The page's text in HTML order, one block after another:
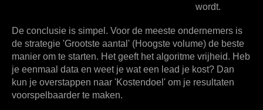
wordt.
De conclusie is simpel. Voor de meeste ondernemers is
de strategie 'Grootste aantal' (Hoogste volume) de beste
manier om te starten. Het geeft het algoritme vrijheid. Heb
je eenmaal data en weet je wat een lead je kost? Dan
kun je overstappen naar 'Kostendoel' om je resultaten
voorspelbaarder te maken.